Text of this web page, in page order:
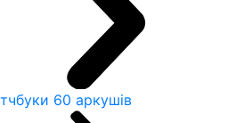
60 аркушів